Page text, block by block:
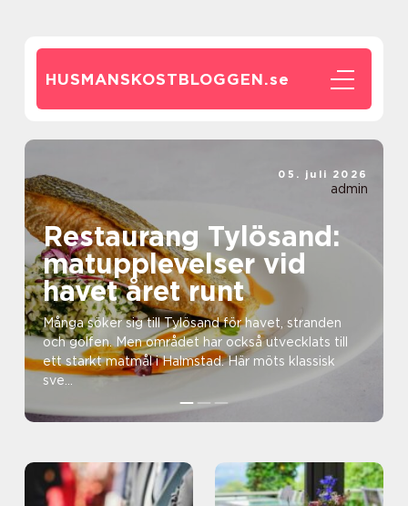
HUSMANSKOSTBLOGGEN.se
Restaurang Tylösand:
matupplevelser vid
havet året runt
Många söker sig till Tylösand för havet, stranden
och golfen. Men området har också utvecklats till
ett starkt matmål i Halmstad. Här möts klassisk
sve...
05. juli 2026
admin